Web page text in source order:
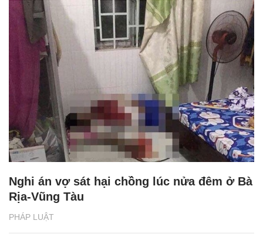
PHÁP LUẬT
Nghi án vợ sát hại chồng lúc nửa đêm ở Bà
Rịa-Vũng Tàu